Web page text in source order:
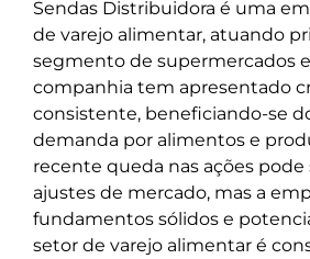
Sendas Distribuidora é uma
de varejo alimentar, atuando
segmento de supermercados
companhia tem apresentado
consistente, beneficiando-se
demanda por alimentos e
recente queda nas ações pode
ajustes de mercado, mas a
fundamentos sólidos e
setor de varejo alimentar é